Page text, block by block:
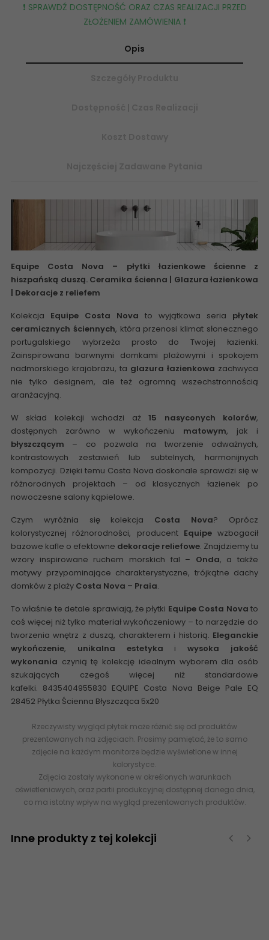
❗️ SPRAWDŹ DOSTĘPNOŚĆ ORAZ CZAS REALIZACJI PRZED
ZŁOŻENIEM ZAMÓWIENIA ❗️
Opis
Equipe Costa Nova – płytki łazienkowe ścienne z
hiszpańską duszą. Ceramika ścienna | Glazura łazienkowa
| Dekoracje z reliefem
Kolekcja Equipe Costa Nova to wyjątkowa seria płytek
ceramicznych ściennych, która przenosi klimat słonecznego
portugalskiego wybrzeża prosto do Twojej łazienki.
Zainspirowana barwnymi domkami plażowymi i spokojem
nadmorskiego krajobrazu, ta glazura łazienkowa zachwyca
nie tylko designem, ale też ogromną wszechstronnością
aranżacyjną.
W skład kolekcji wchodzi aż15 nasyconych kolorów,
dostępnych zarówno w wykończeniu matowym, jak i
błyszczącym – co pozwala na tworzenie odważnych,
kontrastowych zestawień lub subtelnych, harmonijnych
kompozycji. Dzięki temu Costa Nova doskonale sprawdzi się w
różnorodnych projektach – od klasycznych łazienek po
nowoczesne salony kąpielowe.
Czym wyróżnia się kolekcja Costa Nova? Oprócz
kolorystycznej różnorodności, producent Equipewzbogacił
bazowe kafle o efektowne dekoracje reliefowe. Znajdziemy tu
wzory inspirowane ruchem morskich fal – Onda, a także
motywy przypominające charakterystyczne, trójkątne dachy
domków z plaży Costa Nova – Praia.
To właśnie te detale sprawiają, że płytki Equipe Costa Nova to
coś więcej niż tylko materiał wykończeniowy – to narzędzie do
tworzenia wnętrz z duszą, charakterem i historią. Eleganckie
wykończenie, unikalna estetyka iwysoka jakość
wykonania czynią tę kolekcję idealnym wyborem dla osób
szukających czegoś więcej niż standardowe
kafelki. 8435404955830 EQUIPE Costa Nova Beige Pale EQ
28452 Płytka Ścienna Błyszcząca 5x20
Rzeczywisty wygląd płytek może różnić się od produktów
prezentowanych na zdjęciach. Prosimy pamiętać, że to samo
zdjęcie na każdym monitorze będzie wyświetlone w innej
kolorystyce.
Zdjęcia zostały wykonane w określonych warunkach
oświetleniowych, oraz partii produkcyjnej dostępnej danego dnia,
co ma istotny wpływ na wygląd prezentowanych produktów.
Inne produkty z tej kolekcji